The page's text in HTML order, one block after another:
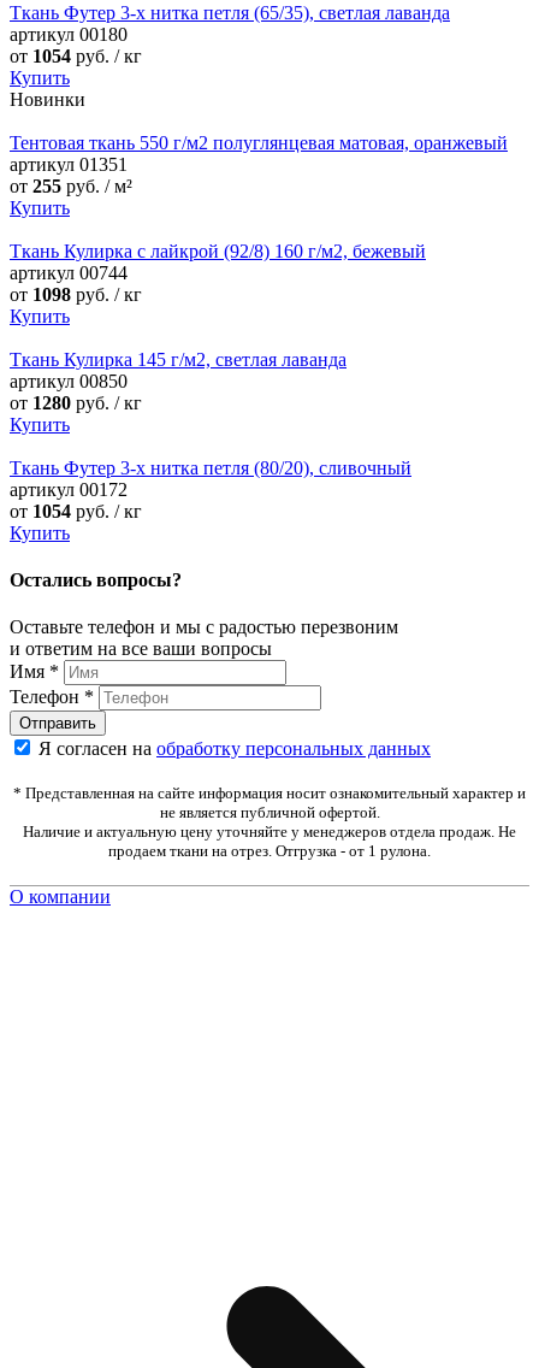
Ткань Футер 3-х нитка петля (65/35), светлая лаванда
артикул 00180
от 1054 руб. / кг
Купить
Новинки
Тентовая ткань 550 г/м2 полуглянцевая матовая, оранжевый
артикул 01351
от 255 руб. / м²
Купить
Ткань Кулирка с лайкрой (92/8) 160 г/м2, бежевый
артикул 00744
от 1098 руб. / кг
Купить
Ткань Кулирка 145 г/м2, светлая лаванда
артикул 00850
от 1280 руб. / кг
Купить
Ткань Футер 3-х нитка петля (80/20), сливочный
артикул 00172
от 1054 руб. / кг
Купить
Остались вопросы?
Оставьте телефон и мы с радостью перезвоним
и ответим на все ваши вопросы
Имя *
Телефон *
Я согласен на обработку персональных данных
* Представленная на сайте информация носит ознакомительный характер и
не является публичной офертой.
Наличие и актуальную цену уточняйте у менеджеров отдела продаж. Не
продаем ткани на отрез. Отгрузка - от 1 рулона.
О компании